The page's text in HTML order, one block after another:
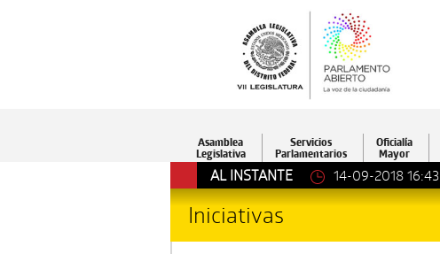
Asamblea
Legislativa
Servicios
Parlamentarios
Oficialía
Mayor
AL INSTANTE 14-09-2018 16:43
Iniciativas